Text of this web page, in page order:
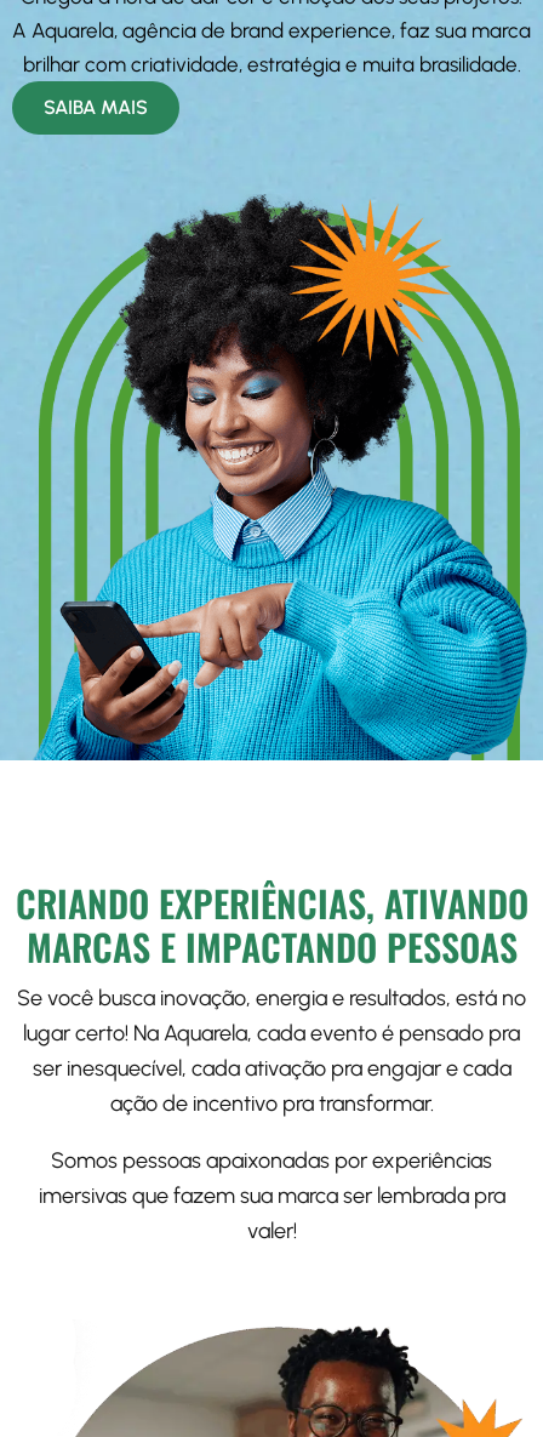
A Aquarela, agência de brand experience, faz sua marca
brilhar com criatividade, estratégia e muita brasilidade.
SAIBA MAIS
CRIANDO EXPERIÊNCIAS, ATIVANDO
MARCAS E IMPACTANDO PESSOAS
Se você busca inovação, energia e resultados, está no
lugar certo! Na Aquarela, cada evento é pensado pra
ser inesquecível, cada ativação pra engajar e cada
ação de incentivo pra transformar.
Somos pessoas apaixonadas porexperiências
imersivasque fazem sua marca ser lembrada pra
valer!